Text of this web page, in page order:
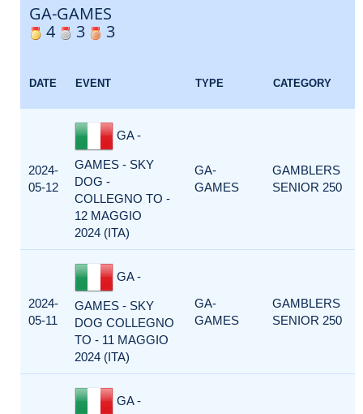
GA-GAMES
4
3 3
DATE EVENT TYPE CATEGORY
2024-
05-12
GA -
GAMES - SKY
DOG -
COLLEGNO TO -
12 MAGGIO
2024 (ITA)
GA-
GAMES
GAMBLERS
SENIOR 250
2024-
05-11
GA -
GAMES - SKY
DOG COLLEGNO
TO - 11 MAGGIO
2024 (ITA)
GA-
GAMES
GAMBLERS
SENIOR 250
GA -